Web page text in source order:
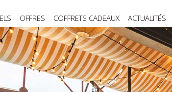
OFFRES COFFRETS CADEAUX ACTUALITÉS